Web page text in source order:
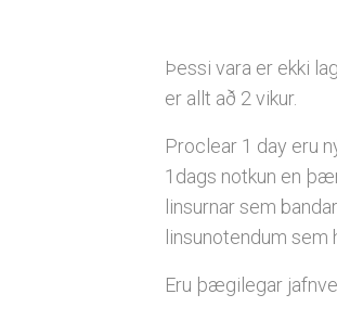
Þessi vara er ekki
er allt að 2 vikur.
Proclear 1 day eru
1dags notkun en
linsurnar sem
linsunotendum
Eru þægilegar